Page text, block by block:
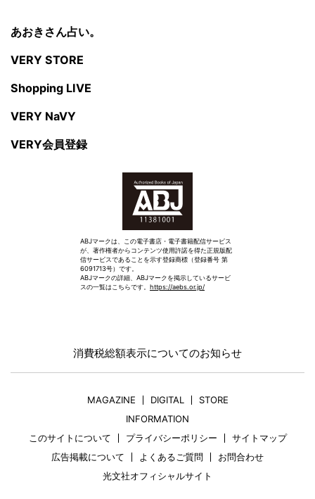
あおきさん占い。
VERY STORE
Shopping LIVE
VERY NaVY
VERY会員登録
ABJマークは、この電子書店・電子書籍配信サービス
が、著作権者からコンテンツ使用許諾を得た正規版配
信サービスであることを示す登録商標（登録番号 第
6091713号）です。
ABJマークの詳細、ABJマークを掲示しているサービ
スの一覧はこちらです。 https://aebs.or.jp/
消費税総額表示についてのお知らせ
MAGAZINE DIGITAL
STORE
INFORMATION
このサイトについて
プライバシーポリシー
サイトマップ
広告掲載について
よくあるご質問
お問合わせ
光文社オフィシャルサイト